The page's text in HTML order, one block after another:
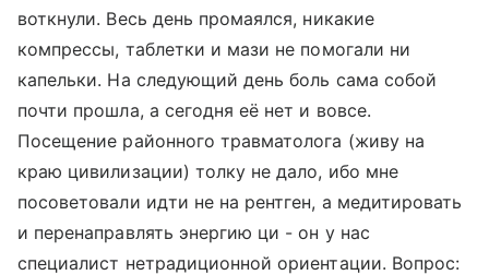
воткнули. Весь день промаялся, никакие
компрессы, таблетки и мази не помогали ни
капельки. На следующий день боль сама собой
почти прошла, а сегодня её нет и вовсе.
Посещение районного травматолога (живу на
краю цивилизации) толку не дало, ибо мне
посоветовали идти не на рентген, а медитировать
и перенаправлять энергию ци - он у нас
специалист нетрадиционной ориентации. Вопрос: